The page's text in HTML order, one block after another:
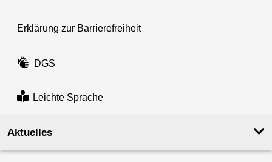
Erklärung zur Barrierefreiheit
DGS
Leichte Sprache
Aktuelles